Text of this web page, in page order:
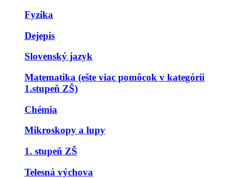
Fyzika
Dejepis
Slovenský jazyk
Matematika (ešte viac pomôcok v kategórii
1.stupeň ZŠ)
Chémia
Mikroskopy a lupy
1. stupeň ZŠ
Telesná výchova